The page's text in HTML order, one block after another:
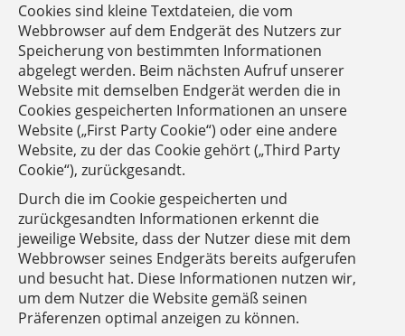
Cookies sind kleine Textdateien, die vom
Webbrowser auf dem Endgerät des Nutzers zur
Speicherung von bestimmten Informationen
abgelegt werden. Beim nächsten Aufruf unserer
Website mit demselben Endgerät werden die in
Cookies gespeicherten Informationen an unsere
Website („First Party Cookie“) oder eine andere
Website, zu der das Cookie gehört („Third Party
Cookie“), zurückgesandt.
Durch die im Cookie gespeicherten und
zurückgesandten Informationen erkennt die
jeweilige Website, dass der Nutzer diese mit dem
Webbrowser seines Endgeräts bereits aufgerufen
und besucht hat. Diese Informationen nutzen wir,
um dem Nutzer die Website gemäß seinen
Präferenzen optimal anzeigen zu können.